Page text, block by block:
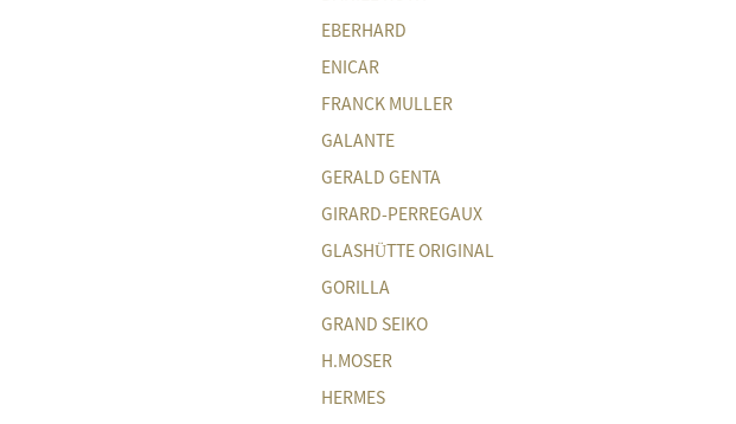
EBERHARD
ENICAR
FRANCK MULLER
GALANTE
GERALD GENTA
GIRARD-PERREGAUX
GLASHÜTTE ORIGINAL
GORILLA
GRAND SEIKO
H.MOSER
HERMES